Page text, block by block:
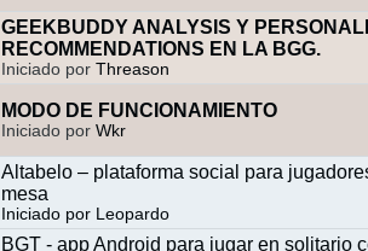
GEEKBUDDY ANALYSIS Y
RECOMMENDATIONS EN LA BGG.
Iniciado por Threason
MODO DE FUNCIONAMIENTO
Iniciado por Wkr
Altabelo – plataforma social para
mesa
Iniciado por Leopardo
BGT - app Android para jugar en solitario